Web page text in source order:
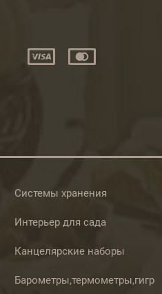
Системы хранения
Интерьер для сада
Канцелярские наборы